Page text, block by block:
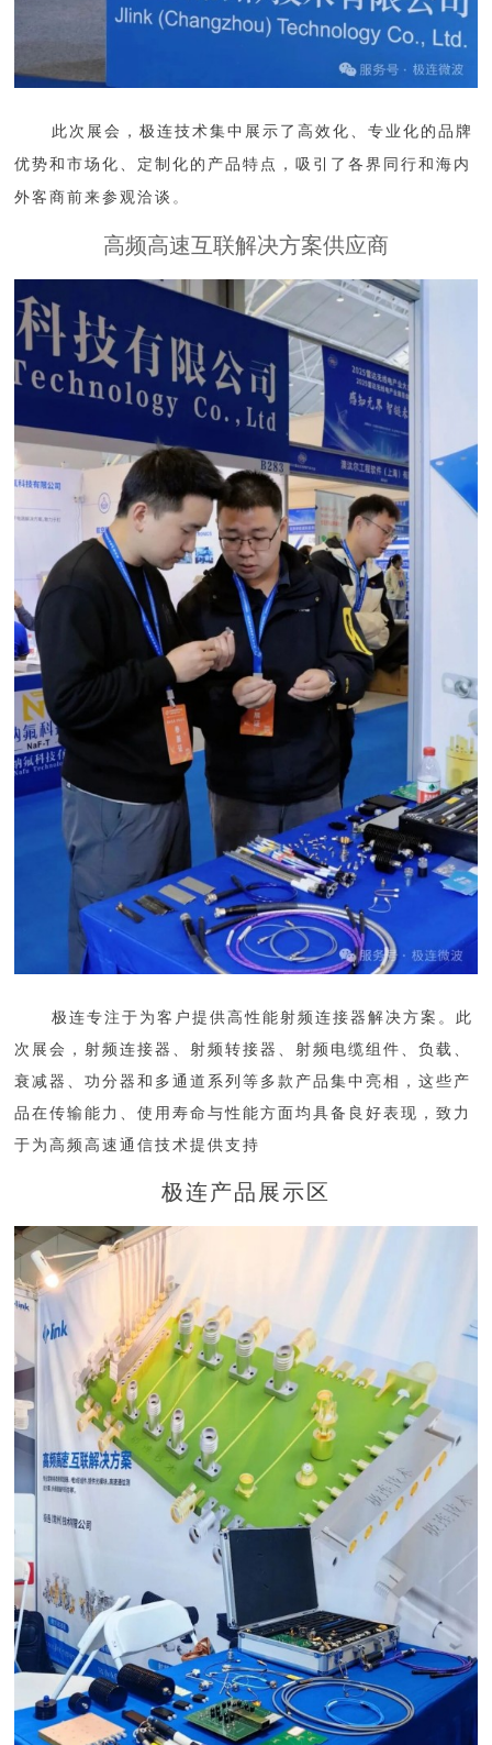
此次展会，极连技术集中展示了高效化、专业化的品牌
优势和市场化、定制化的产品特点，吸引了各界同行和海内
外客商前来参观洽谈 。
高频高速互联解决方案供应商
极连专注于为客户提供高性能射频连接器解决方案。此
次展会，射频连接器、射频转接器、射频电缆组件、负载、
衰减器、功分器和多通道系列等多款产品集中亮相，这些产
品在传输能力、使用寿命与性能方面均具备良好表现，致力
于为高频高速通信技术提供支持
极连产品展示区